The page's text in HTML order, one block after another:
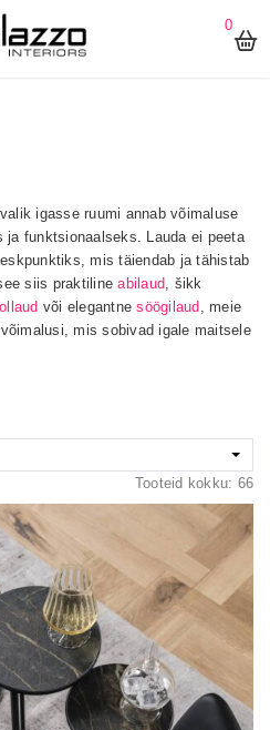
0
igasse ruumi annab võimaluse
ja funktsionaalseks. Lauda ei peeta
mis täiendab ja tähistab
siis praktilineabilaud, šikk
või elegantnesöögilaud , meie
mis sobivad igale maitsele
Tooteid kokku: 66